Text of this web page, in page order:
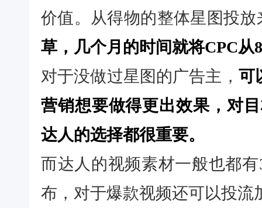
价值。从得物的整体星图投放
草，几个月的时间就将CPC从
对于没做过星图的广告主， 可
营销想要做得更出效果，对
达人的选择都很重要。
而达人的视频素材一般也都
布，对于爆款视频还可以投流